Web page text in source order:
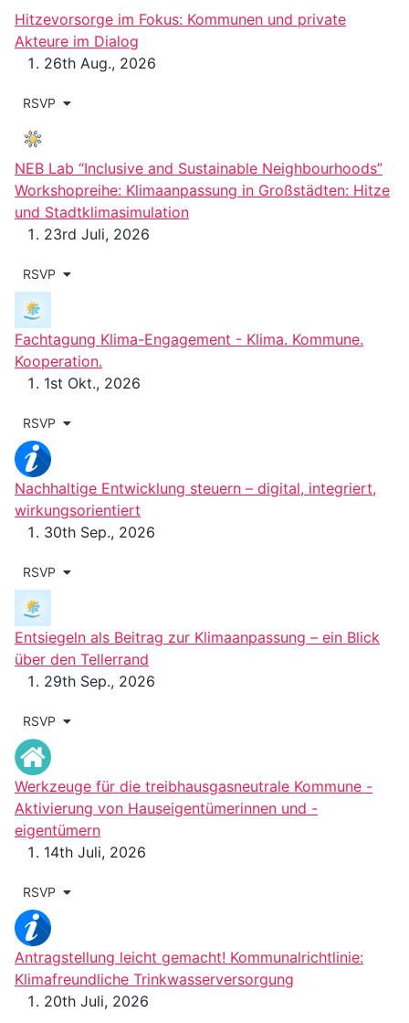
Hitzevorsorge im Fokus: Kommunen und private
Akteure im Dialog
26th Aug., 2026
RSVP
NEB Lab “Inclusive and Sustainable Neighbourhoods”
Workshopreihe: Klimaanpassung in Großstädten: Hitze
und Stadtklimasimulation
23rd Juli, 2026
RSVP
Fachtagung Klima-Engagement - Klima. Kommune.
Kooperation.
1st Okt., 2026
RSVP
Nachhaltige Entwicklung steuern – digital, integriert,
wirkungsorientiert
30th Sep., 2026
RSVP
Entsiegeln als Beitrag zur Klimaanpassung – ein Blick
über den Tellerrand
29th Sep., 2026
RSVP
Werkzeuge für die treibhausgasneutrale Kommune -
Aktivierung von Hauseigentümerinnen und -
eigentümern
14th Juli, 2026
RSVP
Antragstellung leicht gemacht! Kommunalrichtlinie:
Klimafreundliche Trinkwasserversorgung
20th Juli, 2026